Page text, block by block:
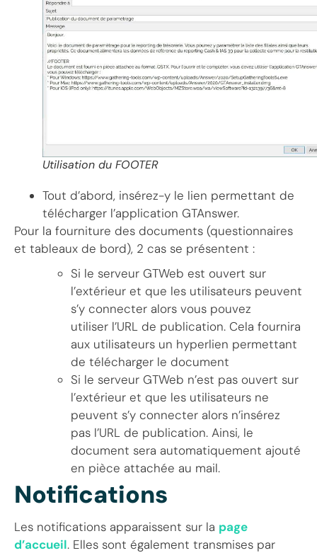
Utilisation du FOOTER
Tout d’abord, insérez-y le lien permettant de
télécharger l’application GTAnswer.
Pour la fourniture des documents (questionnaires
et tableaux de bord), 2 cas se présentent :
Si le serveur GTWeb est ouvert sur
l’extérieur et que les utilisateurs peuvent
s’y connecter alors vous pouvez
utiliser l’URL de publication. Cela fournira
aux utilisateurs un hyperlien permettant
de télécharger le document
Si le serveur GTWeb n’est pas ouvert sur
l’extérieur et que les utilisateurs ne
peuvent s’y connecter alors n’insérez
pas l’URL de publication. Ainsi, le
document sera automatiquement ajouté
en pièce attachée au mail.
Notifications
Les notifications apparaissent sur la page
d’accueil. Elles sont également transmises par